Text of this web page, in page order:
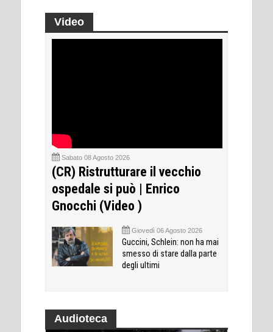
Video
Sabato 08 Agosto 2026
(CR) Ristrutturare il vecchio
ospedale si può | Enrico
Gnocchi (Video )
Giovedì 06 Agosto 2026
Guccini, Schlein: non ha mai
smesso di stare dalla parte
degli ultimi
Audioteca